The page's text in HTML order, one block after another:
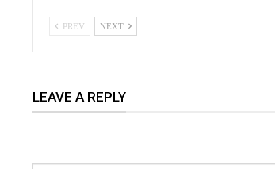
PREV NEXT
LEAVE A REPLY